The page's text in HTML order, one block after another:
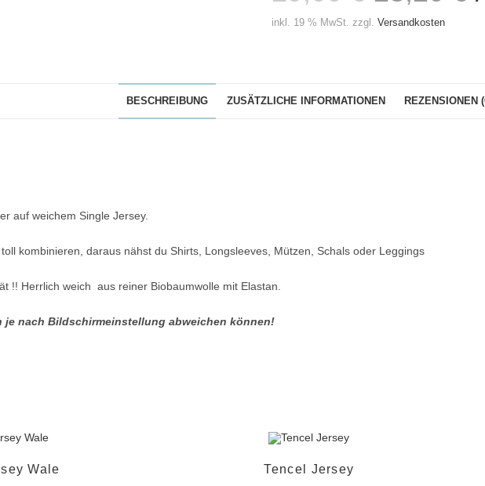
inkl. 19 % MwSt. zzgl. Versandkosten
BESCHREIBUNG ZUSÄTZLICHE INFORMATIONEN REZENSIONEN
auf weichem Single Jersey.
kombinieren, daraus nähst du Shirts, Longsleeves, Mützen, Schals oder Leggings
!! Herrlich weich aus reiner Biobaumwolle mit Elastan.
je nach Bildschirmeinstellung abweichen können!
Wale Tencel Jersey